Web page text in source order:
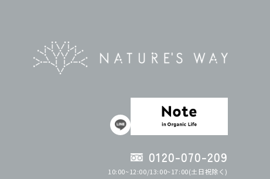
0120-070-209
10:00~12:00/13:00~17:00(土日祝除く)